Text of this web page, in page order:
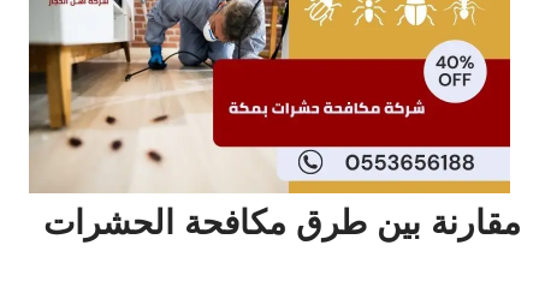
مقارنة بين طرق مكافحة الحشرات